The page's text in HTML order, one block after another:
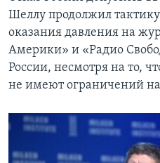
Шеллу продолжил
оказания давления на
Америки» и «Радио
России, несмотря на то,
не имеют ограничений